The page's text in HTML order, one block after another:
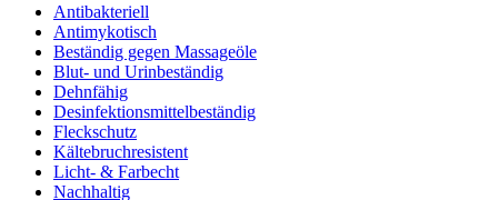
Antibakteriell
Antimykotisch
Beständig gegen Massageöle
Blut- und Urinbeständig
Dehnfähig
Desinfektionsmittelbeständig
Fleckschutz
Kältebruchresistent
Licht- & Farbecht
Nachhaltig